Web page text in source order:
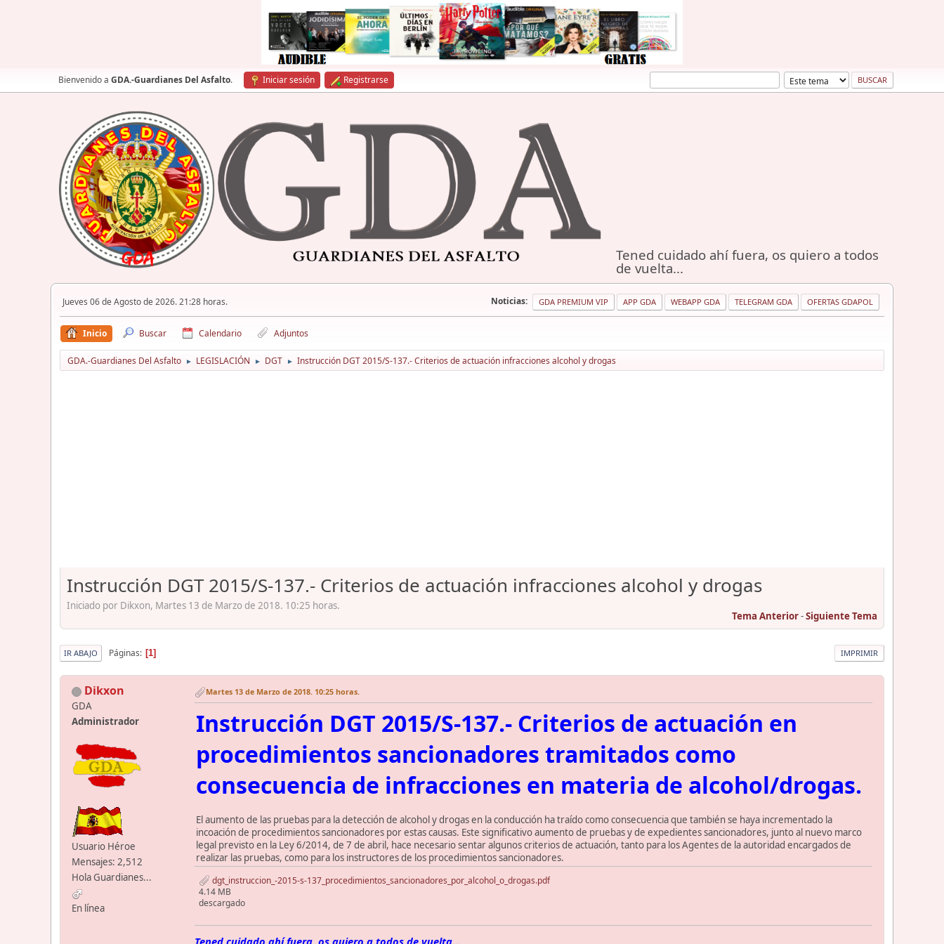
Bienvenido a GDA.-Guardianes Del Asfalto. Iniciar sesión Registrarse
Tened cuidado ahí fuera, os quiero a todos
de vuelta...
Jueves 06 de Agosto de 2026. 21:28 horas. Noticias: GDA PREMIUM VIP APP GDA WEBAPP GDA TELEGRAM GDA OFERTAS GDAPOL
Inicio Buscar Calendario Adjuntos
GDA.-Guardianes Del Asfalto ► LEGISLACIÓN ► DGT ► Instrucción DGT 2015/S-137.- Criterios de actuación infracciones alcohol y drogas
Instrucción DGT 2015/S-137.- Criterios de actuación infracciones alcohol y drogas
Iniciado por Dikxon, Martes 13 de Marzo de 2018. 10:25 horas.
Tema Anterior-Siguiente Tema
IMPRIMIR
IR ABAJO Páginas 1
Dikxon
GDA
Administrador
Usuario Héroe
Mensajes: 2,512
Hola Guardianes...
En línea
Martes 13 de Marzo de 2018. 10:25 horas.
Instrucción DGT 2015/S-137.- Criterios de actuación en
procedimientos sancionadores tramitados como
consecuencia de infracciones en materia de alcohol/drogas.
El aumento de las pruebas para la detección de alcohol y drogas en la conducción ha traído como consecuencia que también se haya incrementado la
incoación de procedimientos sancionadores por estas causas. Este significativo aumento de pruebas y de expedientes sancionadores, junto al nuevo marco
legal previsto en la Ley 6/2014, de 7 de abril, hace necesario sentar algunos criterios de actuación, tanto para los Agentes de la autoridad encargados de
realizar las pruebas, como para los instructores de los procedimientos sancionadores.
dgt_instruccion_-2015-s-137_procedimientos_sancionadores_por_alcohol_o_drogas.pdf
4.14 MB
descargado